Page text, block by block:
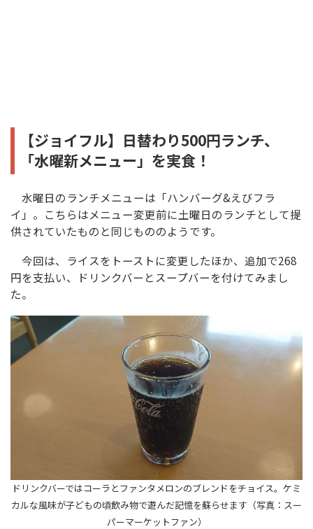
【ジョイフル】日替わり500円ランチ、
「水曜新メニュー」を実食！
水曜日のランチメニューは「ハンバーグ&えびフラ
イ」。こちらはメニュー変更前に土曜日のランチとして提
供されていたものと同じもののようです。
今回は、ライスをトーストに変更したほか、追加で268
円を支払い、ドリンクバーとスープバーを付けてみまし
た。
ドリンクバーではコーラとファンタメロンのブレンドをチョイス。ケミ
カルな風味が子どもの頃飲み物で遊んだ記憶を蘇らせます（写真：スー
パーマーケットファン）